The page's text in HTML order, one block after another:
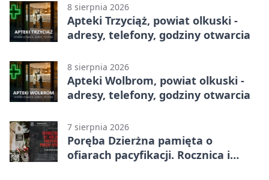
8 sierpnia 2026
Apteki Trzyciąż, powiat olkuski -
adresy, telefony, godziny otwarcia
8 sierpnia 2026
Apteki Wolbrom, powiat olkuski -
adresy, telefony, godziny otwarcia
7 sierpnia 2026
Poręba Dzierżna pamięta o
ofiarach pacyfikacji. Rocznica i